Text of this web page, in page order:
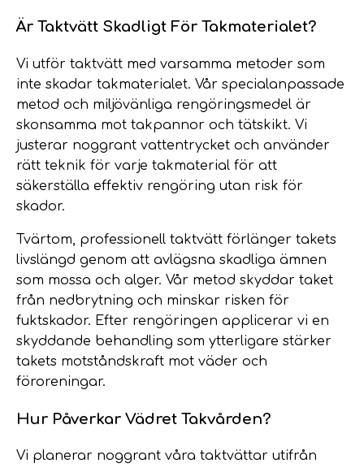
Är Taktvätt Skadligt För Takmaterialet?
Vi utför taktvätt med varsamma metoder som
inte skadar takmaterialet. Vår specialanpassade
metod och miljövänliga rengöringsmedel är
skonsamma mot takpannor och tätskikt. Vi
justerar noggrant vattentrycket och använder
rätt teknik för varje takmaterial för att
säkerställa effektiv rengöring utan risk för
skador.
Tvärtom, professionell taktvätt förlänger takets
livslängd genom att avlägsna skadliga ämnen
som mossa och alger. Vår metod skyddar taket
från nedbrytning och minskar risken för
fuktskador. Efter rengöringen applicerar vi en
skyddande behandling som ytterligare stärker
takets motståndskraft mot väder och
föroreningar.
Hur Påverkar Vädret Takvården?
Vi planerar noggrant våra taktvättar utifrån